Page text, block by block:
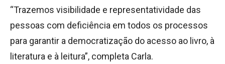
“Trazemos visibilidade e representatividade das
pessoas com deficiência em todos os processos
para garantir a democratização do acesso ao livro, à
literatura e à leitura”, completa Carla.